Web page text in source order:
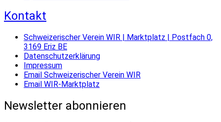
Kontakt
Schweizerischer Verein WIR | Marktplatz | Postfach 0,
3169 Eriz BE
Datenschutzerklärung
Impressum
Email Schweizerischer Verein WIR
Email WIR-Marktplatz
Newsletter abonnieren